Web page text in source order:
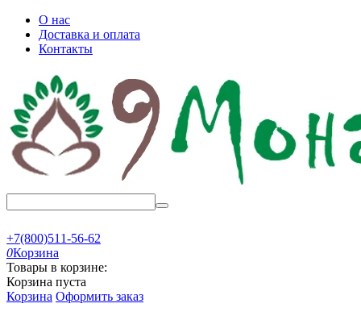
О нас
Доставка и оплата
Контакты
+7(800)511-56-62
0Корзина
Товары в корзине:
Корзина пуста
Корзина Оформить заказ